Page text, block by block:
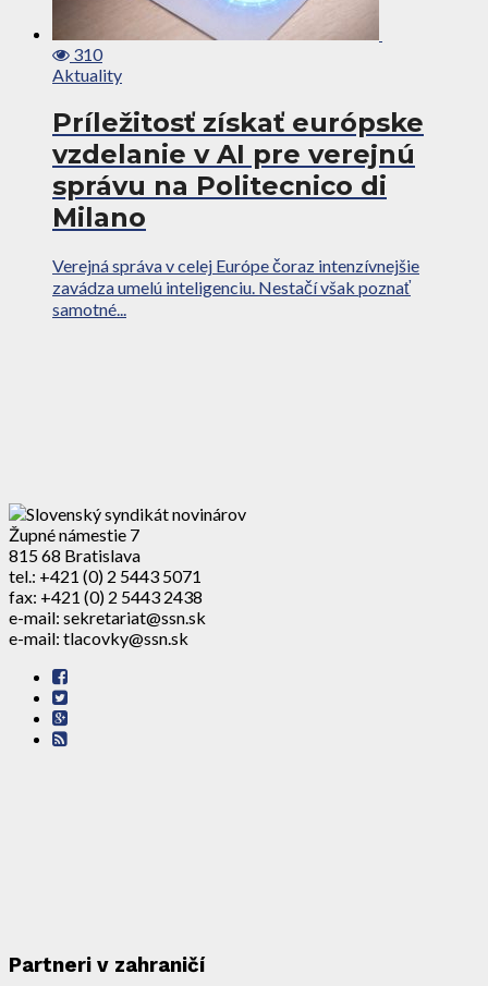
310
Aktuality
Príležitosť získať európske
vzdelanie v AI pre verejnú
správu na Politecnico di
Milano
Verejná správa v celej Európe čoraz intenzívnejšie
zavádza umelú inteligenciu. Nestačí však poznať
samotné...
Župné námestie 7
815 68 Bratislava
tel.: +421 (0) 2 5443 5071
fax: +421 (0) 2 5443 2438
e-mail: sekretariat@ssn.sk
e-mail: tlacovky@ssn.sk
Partneri v zahraničí